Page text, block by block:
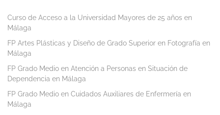
Curso de Acceso a la Universidad Mayores de 25 años en
Málaga
FP Artes Plásticas y Diseño de Grado Superior en Fotografía en
Málaga
FP Grado Medio en Atención a Personas en Situación de
Dependencia en Málaga
FP Grado Medio en Cuidados Auxiliares de Enfermería en
Málaga